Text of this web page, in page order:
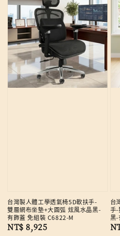
台灣製人體工學透氣椅5D軟扶手-
雙層網布坐墊+大圓弧 炫風水晶黑-
有飾蓋 免組裝 C6822-M
Regular
NT$ 8,925
台
手-
黑-